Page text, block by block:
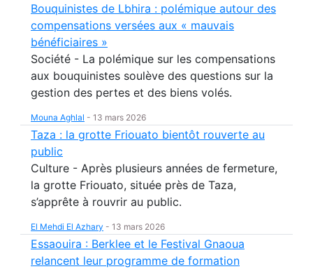
Bouquinistes de Lbhira : polémique autour des
compensations versées aux « mauvais
bénéficiaires »
Société - La polémique sur les compensations
aux bouquinistes soulève des questions sur la
gestion des pertes et des biens volés.
Mouna Aghlal - 13 mars 2026
Taza : la grotte Friouato bientôt rouverte au
public
Culture - Après plusieurs années de fermeture,
la grotte Friouato, située près de Taza,
s’apprête à rouvrir au public.
El Mehdi El Azhary - 13 mars 2026
Essaouira : Berklee et le Festival Gnaoua
relancent leur programme de formation